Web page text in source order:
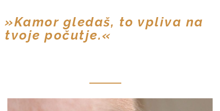
»Kamor gledaš, to vpliva na
tvoje počutje.«